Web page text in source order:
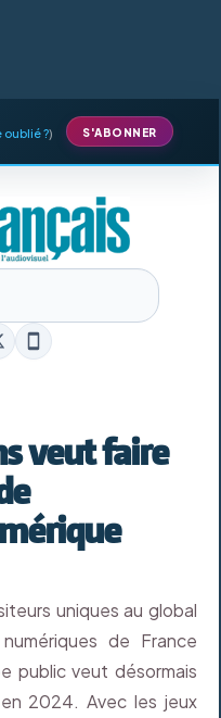
oublié ?) S'ABONNER
veut faire
uniques au global
de France
public veut désormais
2024. Avec les jeux